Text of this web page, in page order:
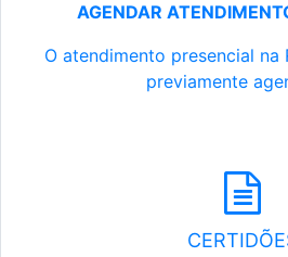
AGENDAR
O atendimento presencial na
previamente